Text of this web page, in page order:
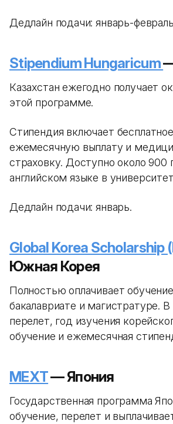
Дедлайн подачи: январь-
Stipendium Hungaricum
Казахстан ежегодно получает
этой программе.
Стипендия включает
ежемесячную выплату и
страховку. Доступно около 900
английском языке в
Дедлайн подачи: январь.
Global Korea Scholarship
Южная Корея
Полностью оплачивает
бакалавриате и магистратуре. В
перелет, год изучения
обучение и ежемесячная
MEXT— Япония
Государственная программа
обучение, перелет и